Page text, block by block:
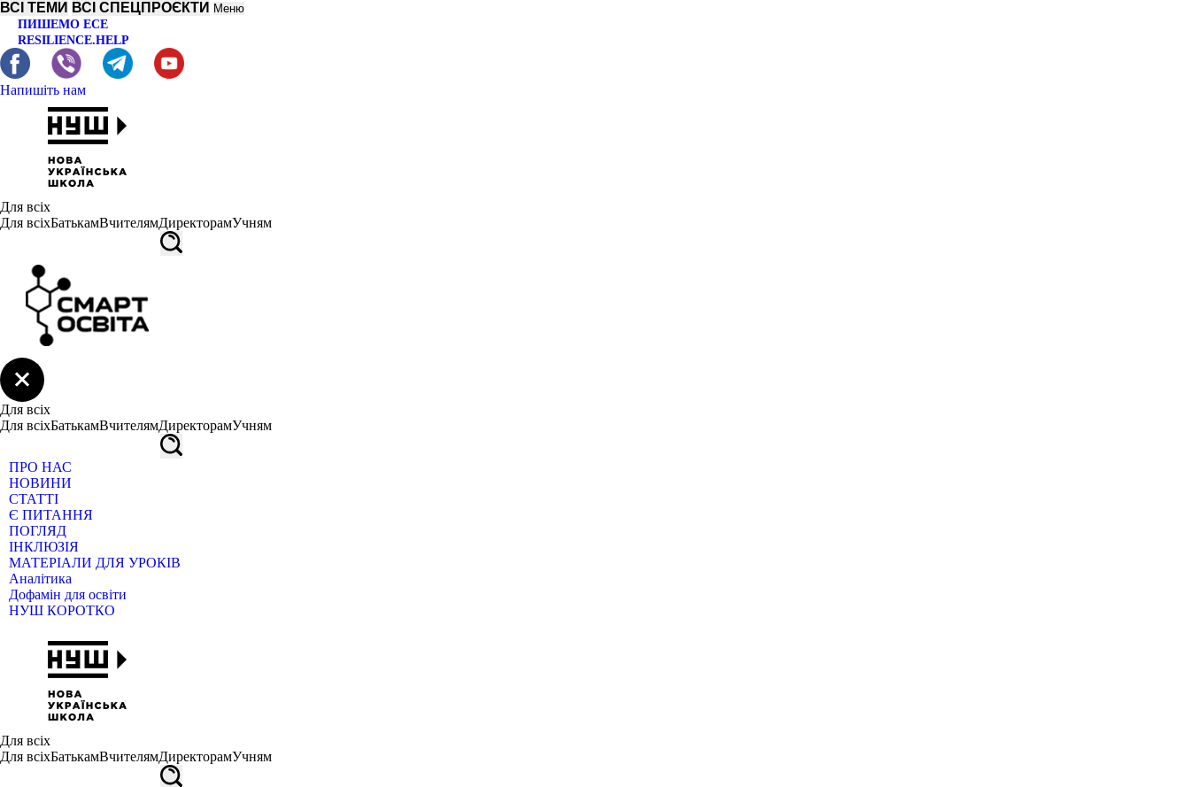
ВСІ ТЕМИ ВСІ СПЕЦПРОЄКТИ Меню
ПИШЕМО ЕСЕ
RESILIENCE.HELP
Напишіть нам
Для всіх
Для всіхБатькамВчителямДиректорамУчням
Для всіх
Для всіхБатькамВчителямДиректорамУчням
ПРО НАС
НОВИНИ
СТАТТІ
Є ПИТАННЯ
ПОГЛЯД
ІНКЛЮЗІЯ
МАТЕРІАЛИ ДЛЯ УРОКІВ
Аналітика
Дофамін для освіти
НУШ КОРОТКО
Для всіх
Для всіхБатькамВчителямДиректорамУчням